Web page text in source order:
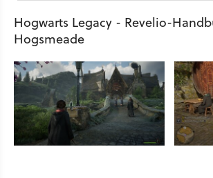
Hogwarts Legacy - Revelio-
Hogsmeade